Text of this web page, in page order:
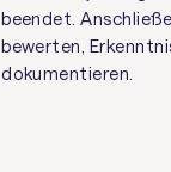
beendet.
bewerten,
dokumentieren.